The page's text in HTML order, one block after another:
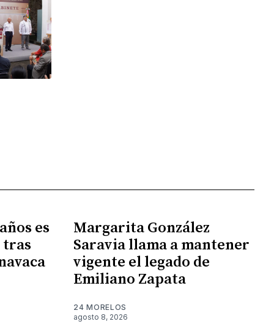
es
tras
Margarita González
Saravia llama a mantener
vigente el legado de
Emiliano Zapata
24 MORELOS
agosto 8, 2026